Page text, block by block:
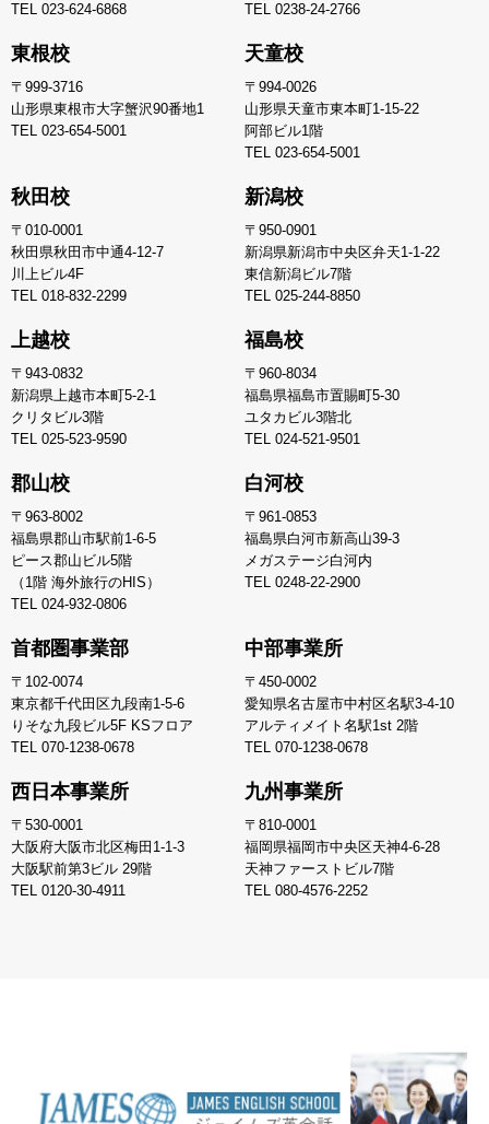
TEL 023-624-6868
TEL 0238-24-2766
東根校
〒999-3716
山形県東根市大字蟹沢90番地1
TEL 023-654-5001
天童校
〒994-0026
山形県天童市東本町1-15-22
阿部ビル1階
TEL 023-654-5001
秋田校
〒010-0001
秋田県秋田市中通4-12-7
川上ビル4F
TEL 018-832-2299
新潟校
〒950-0901
新潟県新潟市中央区弁天1-1-22
東信新潟ビル7階
TEL 025-244-8850
上越校
〒943-0832
新潟県上越市本町5-2-1
クリタビル3階
TEL 025-523-9590
福島校
〒960-8034
福島県福島市置賜町5-30
ユタカビル3階北
TEL 024-521-9501
郡山校
〒963-8002
福島県郡山市駅前1-6-5
ピース郡山ビル5階
（1階 海外旅行のHIS）
TEL 024-932-0806
白河校
〒961-0853
福島県白河市新高山39-3
メガステージ白河内
TEL 0248-22-2900
首都圏事業部
〒102-0074
東京都千代田区九段南1-5-6
りそな九段ビル5F KSフロア
TEL 070-1238-0678
中部事業所
〒450-0002
愛知県名古屋市中村区名駅3-4-10
アルティメイト名駅1st 2階
TEL 070-1238-0678
西日本事業所
〒530-0001
大阪府大阪市北区梅田1-1-3
大阪駅前第3ビル 29階
TEL 0120-30-4911
九州事業所
〒810-0001
福岡県福岡市中央区天神4-6-28
天神ファーストビル7階
TEL 080-4576-2252